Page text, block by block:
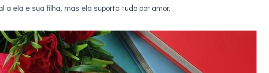
a ela e sua filha, mas ela suporta tudo por amor.